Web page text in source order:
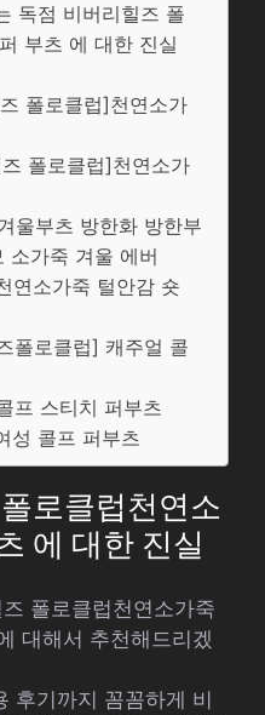
독점 비버리힐즈 폴
부츠 에 대한 진실
폴로클럽]천연소가
폴로클럽]천연소가
울부츠 방한화 방한부
소가죽 겨울 에버
연소가죽 털안감 숏
폴로클럽] 캐주얼 콜
프 스티치 퍼부츠
성 콜프 퍼부츠
로클럽천연소
에 대한 진실
폴로클럽천연소가죽
대해서 추천해드리겠
후기까지 꼼꼼하게 비